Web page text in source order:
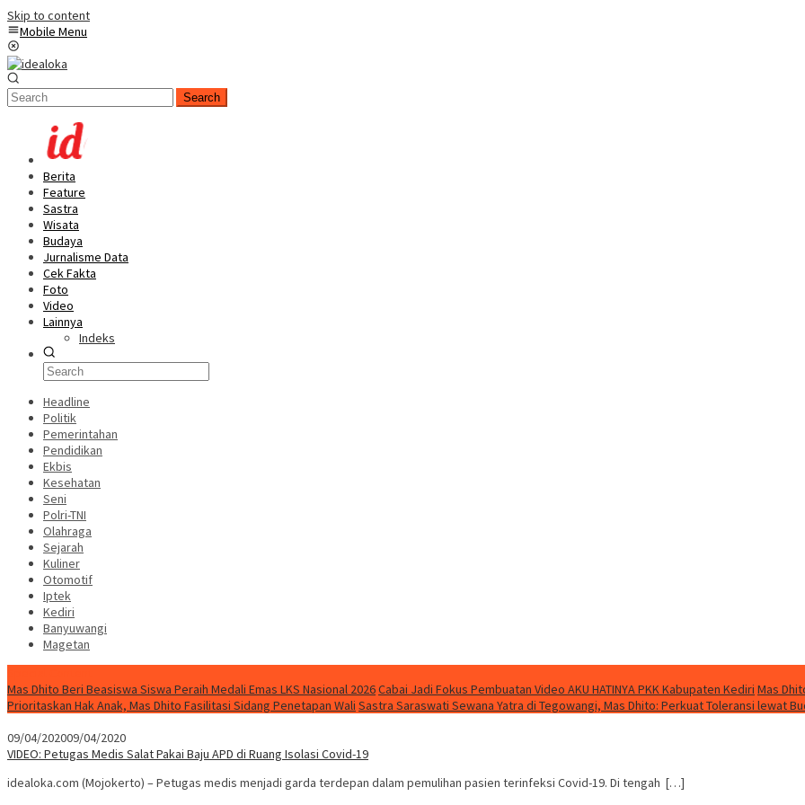
Skip to content
Mobile Menu
Search
Berita
Feature
Sastra
Wisata
Budaya
Jurnalisme Data
Cek Fakta
Foto
Video
Lainnya
Indeks
Headline
Politik
Pemerintahan
Pendidikan
Ekbis
Kesehatan
Seni
Polri-TNI
Olahraga
Sejarah
Kuliner
Otomotif
Iptek
Kediri
Banyuwangi
Magetan
Mas Dhito Beri Beasiswa Siswa Peraih Medali Emas LKS Nasional 2026Cabai Jadi Fokus Pembuatan Video AKU HATINYA PKK Kabupaten Kediri Mas
Prioritaskan Hak Anak, Mas Dhito Fasilitasi Sidang Penetapan Wali Sastra Saraswati Sewana Yatra di Tegowangi, Mas Dhito: Perkuat Toleransi lewat
09/04/202009/04/2020
VIDEO: Petugas Medis Salat Pakai Baju APD di Ruang Isolasi Covid-19
idealoka.com (Mojokerto) – Petugas medis menjadi garda terdepan dalam pemulihan pasien terinfeksi Covid-19. Di tengah […]